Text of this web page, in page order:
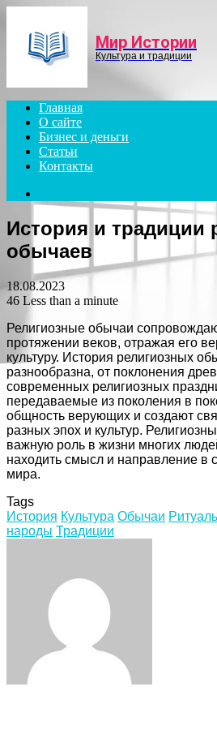
Мир Истории
Культура и традиции
Главная
О сайте
Бизнес и деньги
Статьи
Контакты
for
История и традиции
обычаев
18.08.2023
46 Less than a minute
Религиозные обычаи
протяжении веков, отражая его
культуру. История религиозных
разнообразна, от поклонения
современных религиозных
передаваемые из поколения в
общность верующих и создают
разных эпох и культур.
важную роль в жизни многих
находить смысл и направление в
мира.
Tags
История Культура Обычаи
народы Традиции